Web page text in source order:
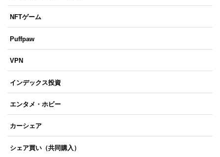
NFTゲーム
Puffpaw
VPN
インデックス投資
エンタメ・ホビー
カーシェア
シェア買い（共同購入）